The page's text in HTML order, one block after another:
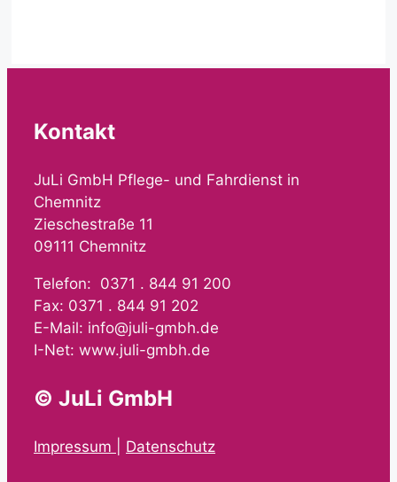
Kontakt
JuLi GmbH Pflege- und Fahrdienst in
Chemnitz
Zieschestraße 11
09111 Chemnitz
Telefon: 0371 . 844 91 200
Fax: 0371 . 844 91 202
E-Mail: info@juli-gmbh.de
I-Net: www.juli-gmbh.de
© JuLi GmbH
Impressum Datenschutz